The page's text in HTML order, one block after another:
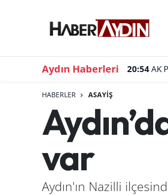
Aydın Haberleri 20:54AK
HABERLER ASAYIŞ
var
Aydın'ın Nazilli